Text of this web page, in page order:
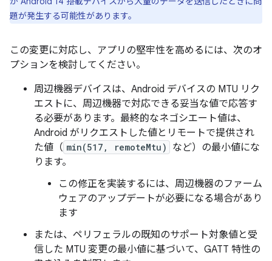
題が発生する可能性があります。
この変更に対応し、アプリの堅牢性を高めるには、次のオ
プションを検討してください。
周辺機器デバイスは、Android デバイスの MTU リク
エストに、周辺機器で対応できる妥当な値で応答す
る必要があります。最終的なネゴシエート値は、
Android がリクエストした値とリモートで提供され
た値（ min(517, remoteMtu)
など）の最小値にな
ります。
この修正を実装するには、周辺機器のファーム
ウェアのアップデートが必要になる場合があり
ます
または、ペリフェラルの既知のサポート対象値と受
信した MTU 変更の最小値に基づいて、GATT 特性の